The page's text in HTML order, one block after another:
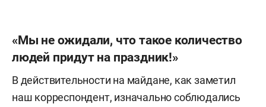
«Мы не ожидали, что такое количество
людей придут на праздник!»
В действительности на майдане, как заметил
наш корреспондент, изначально соблюдались